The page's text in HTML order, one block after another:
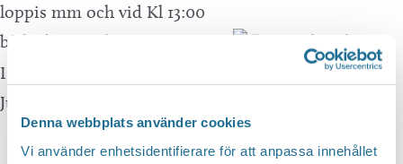
Denna webbplats använder cookies
Vi använder enhetsidentifierare för att anpassa innehållet
loppis mm och vid Kl 13:00
båda dagarna kommer tomten
på besök.
I Guldcaféet kommer det finnas försäljning av
Julsmörgåsar, julfika och glögg mm